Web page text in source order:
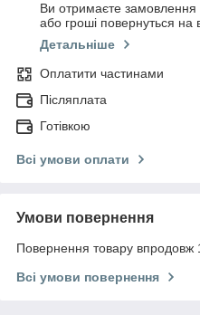
Ви отримаєте замовлення
або гроші повернуться на
Детальніше
Оплатити частинами
Післяплата
Готівкою
Всі умови оплати
Умови повернення
Повернення товару впродовж
Всі умови повернення